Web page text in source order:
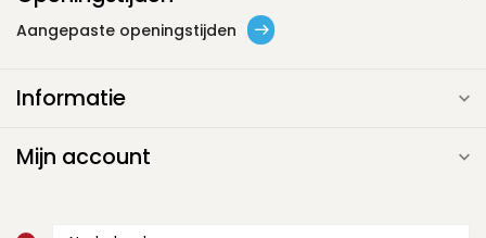
Aangepaste openingstijden
Informatie
Mijn account